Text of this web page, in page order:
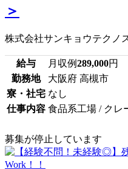
＞
株式会社サンキョウテクノ
給与 月収例289,000円
勤務地
大阪府 高槻市
寮・社宅 なし
仕事内容 食品系工場 / クレ
募集が停止しています